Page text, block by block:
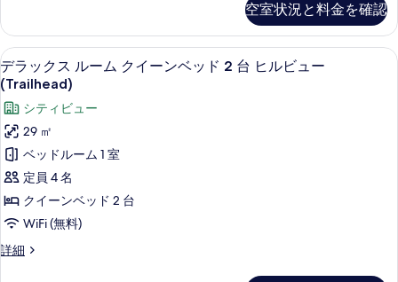
ュ
ー
(Courtyard)
の
す
べ
て
の
写
真
を
ビ
ュ
ー
(Courtyard)
の
詳
細
ベ
ッ
ド
1
台
マ
ウ
ン
テ
ン
ビ
ス
ル
ー
ム
キ
ン
グ
ベ
ッ
ド
台
マ
ン
空室状況と料金を確認
デ
ラ
ッ
ク
ス
ル
ー
ム
ク
デラックス ルーム クイーンベッド 2
7
デラックス ルーム クイーンベッド 2 台 ヒルビュー
(Trailhead)
シティビュー
29 ㎡
ベッドルーム 1 室
定員 4 名
クイーンベッド 2 台
WiFi (無料)
詳細
デ